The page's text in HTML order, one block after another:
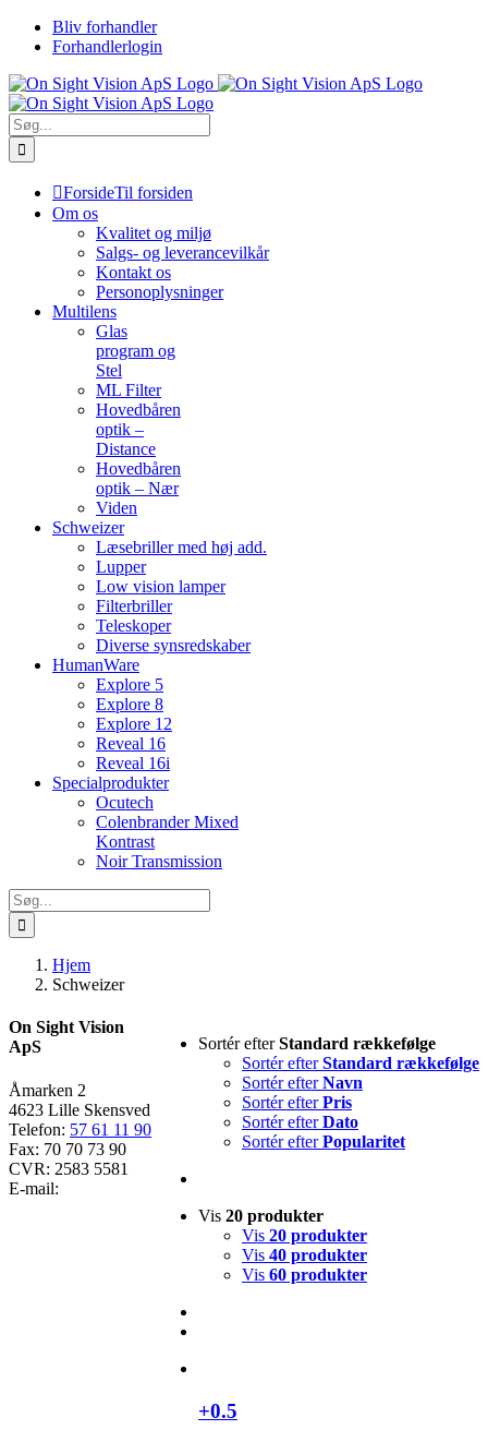
Skip
Bliv forhandler
Forhandlerlogin
Søg
efter:
ForsideTil forsiden
Om os
Kvalitet og miljø
Salgs- og leverancevilkår
Kontakt os
Personoplysninger
Multilens
Glas
program og
Stel
ML Filter
Hovedbåren
optik –
Distance
Hovedbåren
optik – Nær
Viden
Schweizer
Læsebriller med høj add.
Lupper
Low vision lamper
Filterbriller
Teleskoper
Diverse synsredskaber
HumanWare
Explore 5
Explore 8
Explore 12
Reveal 16
Reveal 16i
Specialprodukter
Ocutech
Colenbrander Mixed
Kontrast
Noir Transmission
Søg
efter:
Hjem
Schweizer
Sortér efterStandard rækkefølge
Sortér efterStandard rækkefølge
Sortér efterNavn
Sortér efterPris
Sortér efterDato
Sortér efterPopularitet
Vis 20 produkter
Vis 20 produkter
Vis 40 produkter
Vis 60 produkter
+0.5
On Sight Vision
ApS
Åmarken 2
4623 Lille Skensved
Telefon: 57 61 11 90
Fax: 70 70 73 90
CVR: 2583 5581
E-mail: